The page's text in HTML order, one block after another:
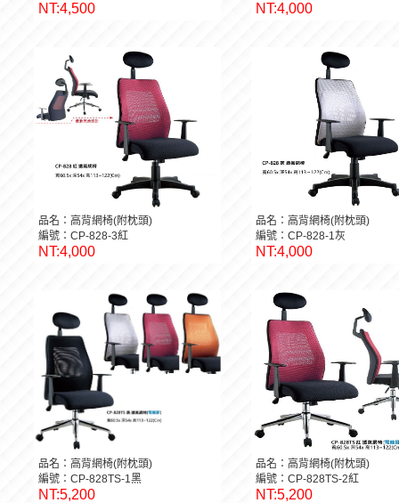
NT:4,500 NT:4,000
品名：高背網椅(附枕頭)
編號：CP-828-3紅
NT:4,000
品名：高背網椅(附枕頭)
編號：CP-828-1灰
NT:4,000
品名：高背網椅(附枕頭)
編號：CP-828TS-1黑
NT:5,200
品名：高背網椅(附枕頭)
編號：CP-828TS-2紅
NT:5,200